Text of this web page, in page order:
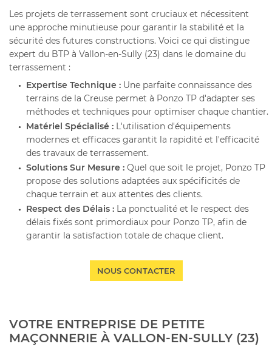
MAÇONNERIE
AVIS
CONTACT
06 86 26 99
RESTEZ
INSCRIPTION
Les projets de terrassement sont cruciaux et nécessitent
une approche minutieuse pour garantir la stabilité et la
sécurité des futures constructions. Voici ce qui distingue
expert du BTP à Vallon-en-Sully (23) dans le domaine du
terrassement :
Expertise Technique : Une parfaite connaissance des
terrains de la Creuse permet à Ponzo TP d'adapter ses
méthodes et techniques pour optimiser chaque chantier.
Matériel Spécialisé : L'utilisation d'équipements
modernes et efficaces garantit la rapidité et l'efficacité
des travaux de terrassement.
Solutions Sur Mesure : Quel que soit le projet, Ponzo TP
propose des solutions adaptées aux spécificités de
chaque terrain et aux attentes des clients.
Respect des Délais : La ponctualité et le respect des
délais fixés sont primordiaux pour Ponzo TP, afin de
garantir la satisfaction totale de chaque client.
NOUS CONTACTER
VOTRE ENTREPRISE DE PETITE
MAÇONNERIE À VALLON-EN-SULLY (23)